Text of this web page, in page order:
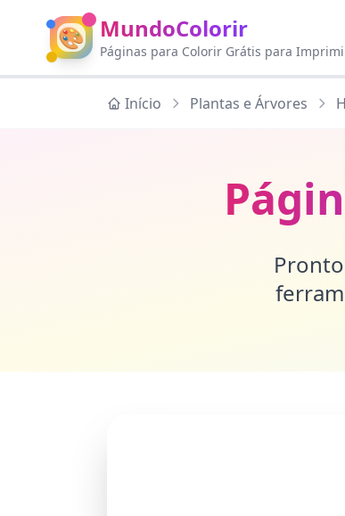
🎨 MundoColorir
Páginas para Colorir Grátis para
Início Plantas e Árvores